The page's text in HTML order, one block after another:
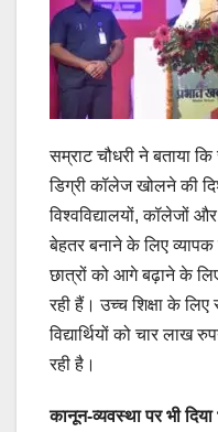
सम्राट चौधरी ने बताया
डिग्री कॉलेज खोलने की
विश्वविद्यालयों, कॉलेजों
बेहतर बनाने के लिए
छात्रों को आगे बढ़ाने के
रही हैं। उच्च शिक्षा के
विद्यार्थियों को चार लाख
रही है।
कानून-व्यवस्था पर भी दिया